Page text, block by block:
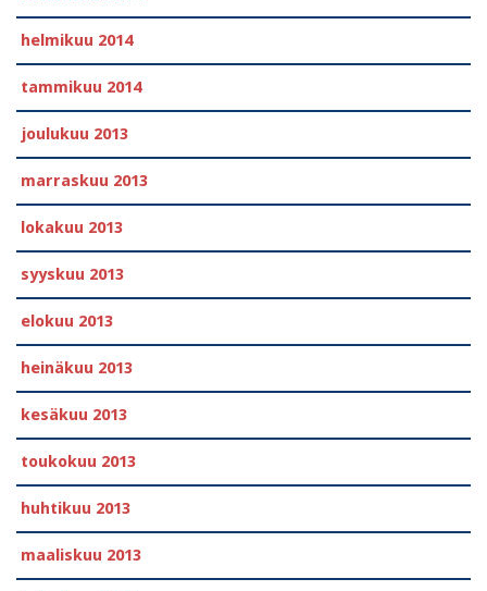
helmikuu 2014
tammikuu 2014
joulukuu 2013
marraskuu 2013
lokakuu 2013
syyskuu 2013
elokuu 2013
heinäkuu 2013
kesäkuu 2013
toukokuu 2013
huhtikuu 2013
maaliskuu 2013